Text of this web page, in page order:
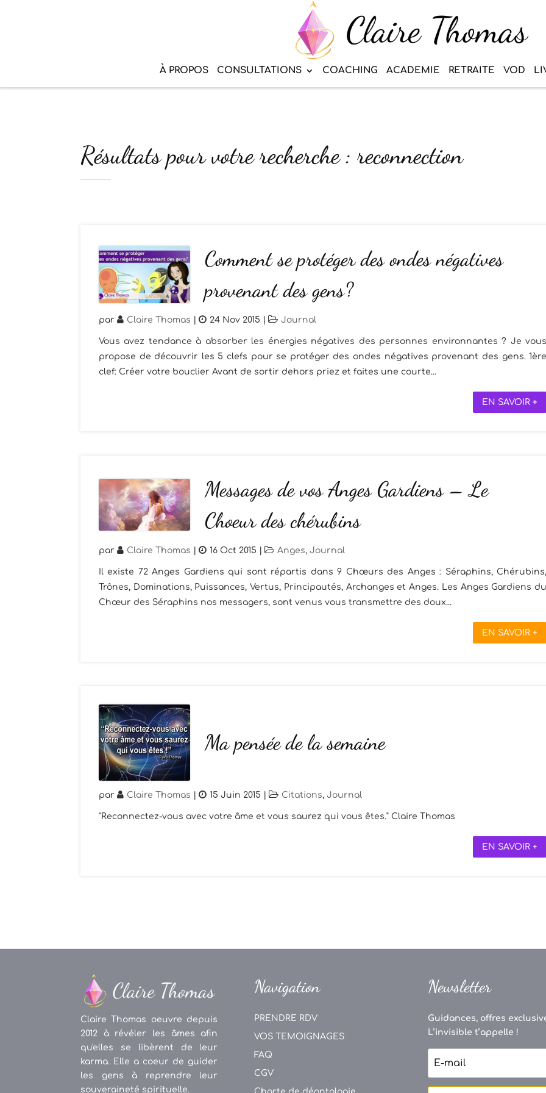
À PROPOS CONSULTATIONS COACHING ACADEMIE RETRAITE VOD
Résultats pour votre recherche : reconnection
Comment se protéger des ondes négatives
provenant des gens?
par Claire Thomas | 24 Nov 2015 | Journal
Vous avez tendance à absorber les énergies négatives des personnes environnantes ? Je
propose de découvrir les 5 clefs pour se protéger des ondes négatives provenant des gens.
clef: Créer votre bouclier Avant de sortir dehors priez et faites une courte...
EN SAVOIR +
Messages de vos Anges Gardiens – Le
Choeur des chérubins
par Claire Thomas | 16 Oct 2015 | Anges, Journal
Il existe 72 Anges Gardiens qui sont répartis dans 9 Chœurs des Anges : Séraphins,
Trônes, Dominations, Puissances, Vertus, Principautés, Archanges et Anges. Les Anges Gardiens
Chœur des Séraphins nos messagers, sont venus vous transmettre des doux...
EN SAVOIR +
Ma pensée de la semaine
par Claire Thomas | 15 Juin 2015 | Citations, Journal
"Reconnectez-vous avec votre âme et vous saurez qui vous êtes." Claire Thomas
EN SAVOIR +
Claire Thomas oeuvre depuis
2012 à révéler les âmes afin
qu'elles se libèrent de leur
karma. Elle a coeur de guider
les gens à reprendre leur
souveraineté spirituelle.
Navigation
PRENDRE RDV
VOS TEMOIGNAGES
FAQ
CGV
Newsletter
Guidances, offres
L’invisible t’appelle !